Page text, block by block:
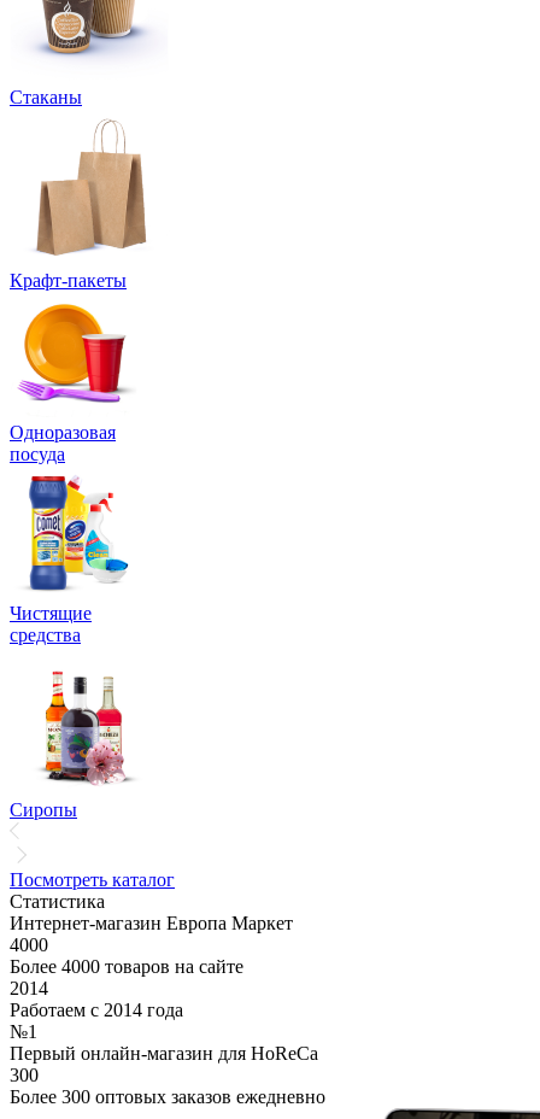
Стаканы
Крафт-пакеты
Одноразовая
посуда
Чистящие
средства
Сиропы
Посмотреть каталог
Статистика
Интернет-магазин Европа Маркет
4000
Более 4000 товаров на сайте
2014
Работаем с 2014 года
№1
Первый онлайн-магазин для HoReCa
300
Более 300 оптовых заказов ежедневно